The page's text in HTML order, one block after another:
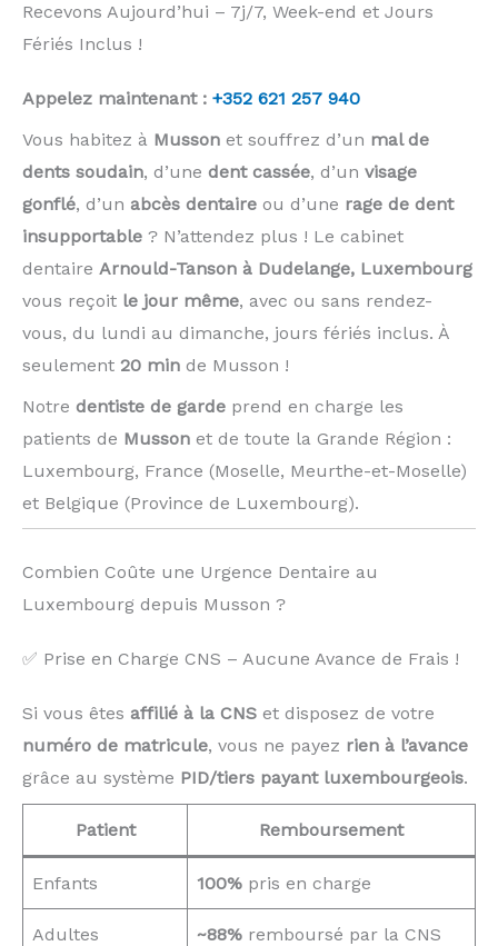
Recevons Aujourd’hui – 7j/7, Week-end et Jours
Fériés Inclus !
Appelez maintenant : +352 621 257 940
Vous habitez à Musson et souffrez d’un mal de
dents soudain, d’une dent cassée, d’un visage
gonflé, d’un abcès dentaire ou d’une rage de dent
insupportable ? N’attendez plus ! Le cabinet
dentaire Arnould-Tanson à Dudelange, Luxembourg
vous reçoit le jour même, avec ou sans rendez-
vous, du lundi au dimanche, jours fériés inclus. À
seulement 20 min de Musson !
Notre dentiste de garde prend en charge les
patients de Musson et de toute la Grande Région :
Luxembourg, France (Moselle, Meurthe-et-Moselle)
et Belgique (Province de Luxembourg). ️
Combien Coûte une Urgence Dentaire au
Luxembourg depuis Musson ?
✅ Prise en Charge CNS – Aucune Avance de Frais !
Si vous êtes affilié à la CNS et disposez de votre
numéro de matricule, vous ne payez rien à l’avance
grâce au système PID/tiers payant luxembourgeois.
Patient Remboursement
Enfants 100% pris en charge
Adultes ~88% remboursé par la CNS